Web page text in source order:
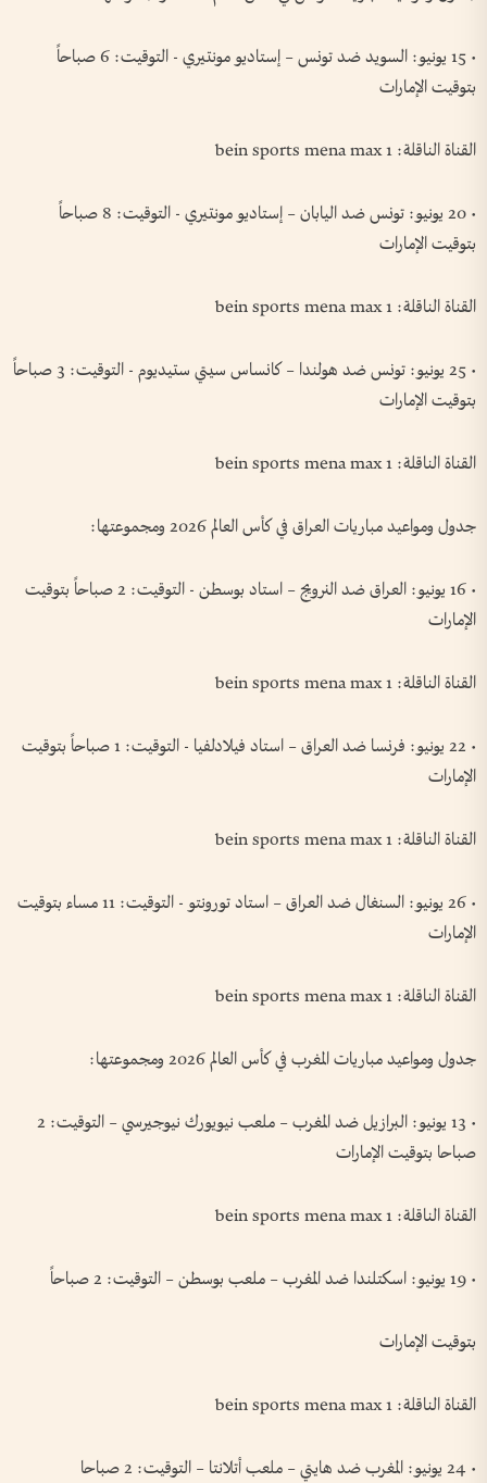
• 15 يونيو: السويد ضد تونس – إستاديو مونتيري - التوقيت: 6 صباحاً
بتوقيت الإمارات
القناة الناقلة: bein sports mena max 1
• 20 يونيو: تونس ضد اليابان – إستاديو مونتيري - التوقيت: 8 صباحاً
بتوقيت الإمارات
القناة الناقلة: bein sports mena max 1
• 25 يونيو: تونس ضد هولندا – كانساس سيتي ستيديوم - التوقيت: 3 صباحاً
بتوقيت الإمارات
القناة الناقلة: bein sports mena max 1
جدول ومواعيد مباريات العراق في كأس العالم 2026 ومجموعتها:
• 16 يونيو: العراق ضد النرويج – استاد بوسطن - التوقيت: 2 صباحاً بتوقيت
الإمارات
القناة الناقلة: bein sports mena max 1
• 22 يونيو: فرنسا ضد العراق – استاد فيلادلفيا - التوقيت: 1 صباحاً بتوقيت
الإمارات
القناة الناقلة: bein sports mena max 1
• 26 يونيو: السنغال ضد العراق – استاد تورونتو - التوقيت: 11 مساء بتوقيت
الإمارات
القناة الناقلة: bein sports mena max 1
جدول ومواعيد مباريات المغرب في كأس العالم 2026 ومجموعتها:
• 13 يونيو: البرازيل ضد المغرب – ملعب نيويورك نيوجيرسي – التوقيت: 2
صباحا بتوقيت الإمارات
القناة الناقلة: bein sports mena max 1
• 19 يونيو: اسكتلندا ضد المغرب – ملعب بوسطن – التوقيت: 2 صباحاً
بتوقيت الإمارات
القناة الناقلة: bein sports mena max 1
• 24 يونيو: المغرب ضد هايتي – ملعب أتلانتا – التوقيت: 2 صباحا